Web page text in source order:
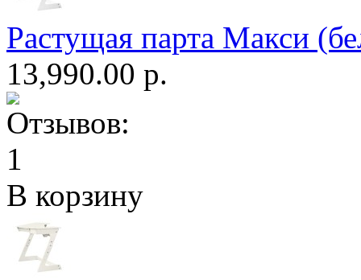
Растущая парта Макси
13,990.00 р.
В корзину